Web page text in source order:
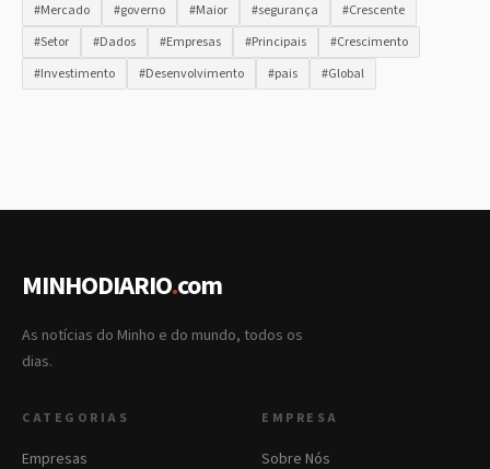
#Mercado
#governo #Maior #segurança
#Crescente
#Setor
#Dados #Empresas #Principais
#Crescimento
#Investimento
#Desenvolvimento #pais #Global
MINHODIARIO.com
As notícias do Minho e do mundo, todos os
dias.
CATEGORIAS
Empresas
EMPRESA
Sobre Nós